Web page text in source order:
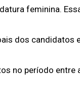
feminina.
dos candidatos
no período entre